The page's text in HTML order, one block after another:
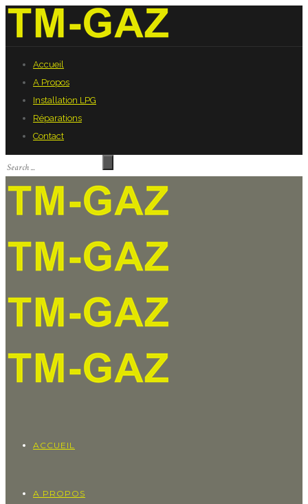
Accueil
A Propos
Installation LPG
Réparations
Contact
ACCUEIL
A PROPOS